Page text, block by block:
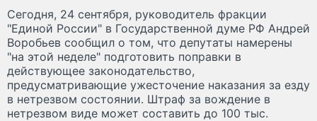
Сегодня, 24 сентября, руководитель фракции
"Единой России" в Государственной думе РФ Андрей
Воробьев сообщил о том, что депутаты намерены
"на этой неделе" подготовить поправки в
действующее законодательство,
предусматривающие ужесточение наказания за езду
в нетрезвом состоянии. Штраф за вождение в
нетрезвом виде может составить до 100 тыс.